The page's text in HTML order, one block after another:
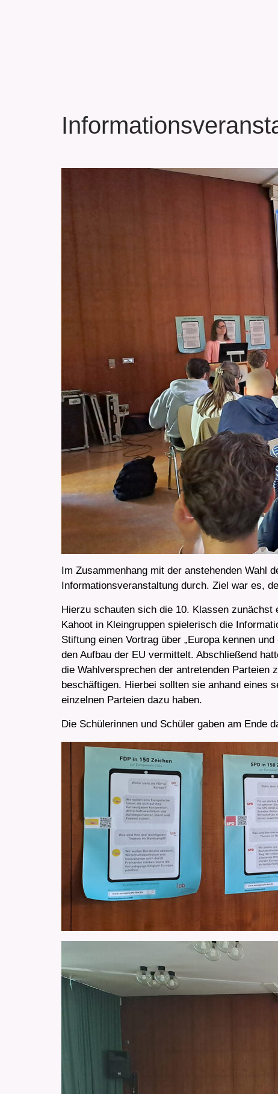
Im Zusammenhang mit der anstehenden
Informationsveranstaltung durch. Ziel war es,
Hierzu schauten sich die 10. Klassen zunächst
Kahoot in Kleingruppen spielerisch die
Stiftung einen Vortrag über „Europa kennen
den Aufbau der EU vermittelt. Abschließend
die Wahlversprechen der antretenden Parteien
beschäftigen. Hierbei sollten sie anhand eines
einzelnen Parteien dazu haben.
Die Schülerinnen und Schüler gaben am Ende